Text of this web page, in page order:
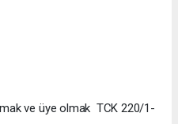
ve üye olmak TCK 220/1-